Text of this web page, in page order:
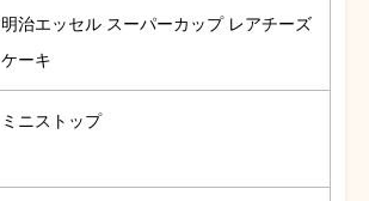
明治エッセル スーパーカップ レアチーズ
ケーキ
ミニストップ